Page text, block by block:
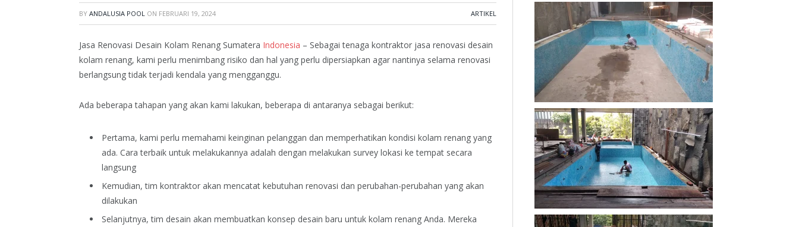
BY ANDALUSIA POOL ON FEBRUARI 19, 2024 ARTIKEL
Jasa Renovasi Desain Kolam Renang Sumatera Indonesia – Sebagai tenaga kontraktor jasa renovasi desain
kolam renang, kami perlu menimbang risiko dan hal yang perlu dipersiapkan agar nantinya selama renovasi
berlangsung tidak terjadi kendala yang mengganggu.
Ada beberapa tahapan yang akan kami lakukan, beberapa di antaranya sebagai berikut:
Pertama, kami perlu memahami keinginan pelanggan dan memperhatikan kondisi kolam renang yang
ada. Cara terbaik untuk melakukannya adalah dengan melakukan survey lokasi ke tempat secara
langsung
Kemudian, tim kontraktor akan mencatat kebutuhan renovasi dan perubahan-perubahan yang akan
dilakukan
Selanjutnya, tim desain akan membuatkan konsep desain baru untuk kolam renang Anda. Mereka